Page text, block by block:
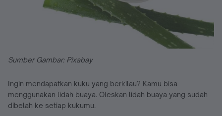
Sumber Gambar: Pixabay
Ingin mendapatkan kuku yang berkilau? Kamu bisa
menggunakan lidah buaya. Oleskan lidah buaya yang sudah
dibelah ke setiap kukumu.